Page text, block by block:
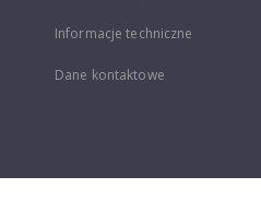
Informacje techniczne
Dane kontaktowe